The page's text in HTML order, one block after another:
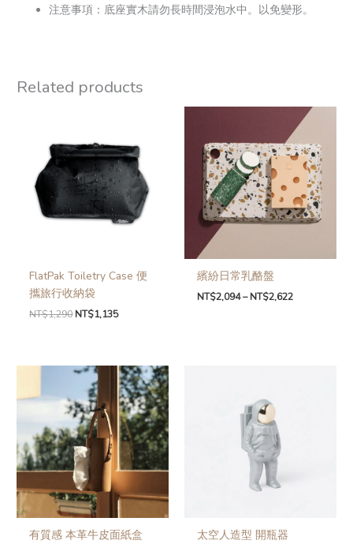
注意事項：底座實木請勿長時間浸泡水中。以免變形。
Related products
FlatPak Toiletry Case 便
攜旅行收納袋
NT$1,290 NT$1,135
繽紛日常乳酪盤
NT$2,094–NT$2,622
有質感 本革牛皮面紙盒 太空人造型 開瓶器